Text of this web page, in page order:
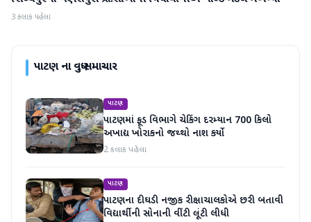
3 કલાક પહેલા
પાટણના વધુ સમાચાર
પાટણ
પાટણમાં ફૂડ વિભાગે ચેકિંગ દરમ્યાન 700 કિલો
અખાદ્ય ખોરાકનો જથ્થો નાશ કર્યો
2 કલાક પહેલા
પાટણ
પાટણના દીઘડી નજીક રીક્ષાચાલકોએ છરી બતાવી
વિદ્યાર્થીની સોનાની વીંટી લૂંટી લીધી